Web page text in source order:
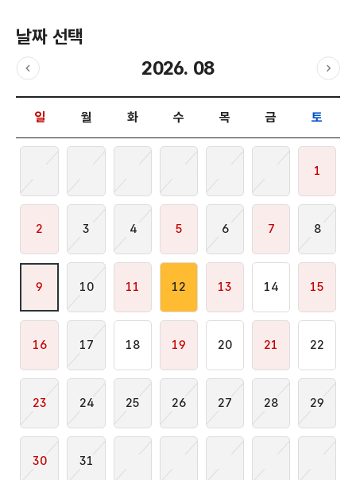
날짜 선택
이전달 2026. 08
다음
날짜 선택 달력입니다.
일
월 화 수 목 금 토
1
2 3 4 5 6 7 8
9 10 11 12 13 14 15
16 17 18 19 20 21 22
23 24 25 26 27 28 29
30 31